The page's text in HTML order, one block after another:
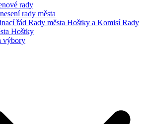
rady
rady města
řád Rady města Hoštky a Komisí Rady
Hoštky
výbory